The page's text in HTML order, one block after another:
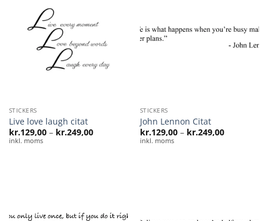
STICKERS
Live love laugh citat
kr.129,00 – kr.249,00Prisinterval:
kr.129,00
inkl. moms
STICKERS
John Lennon Citat
kr.129,00 – kr.249,00
kr.129,00
inkl. moms